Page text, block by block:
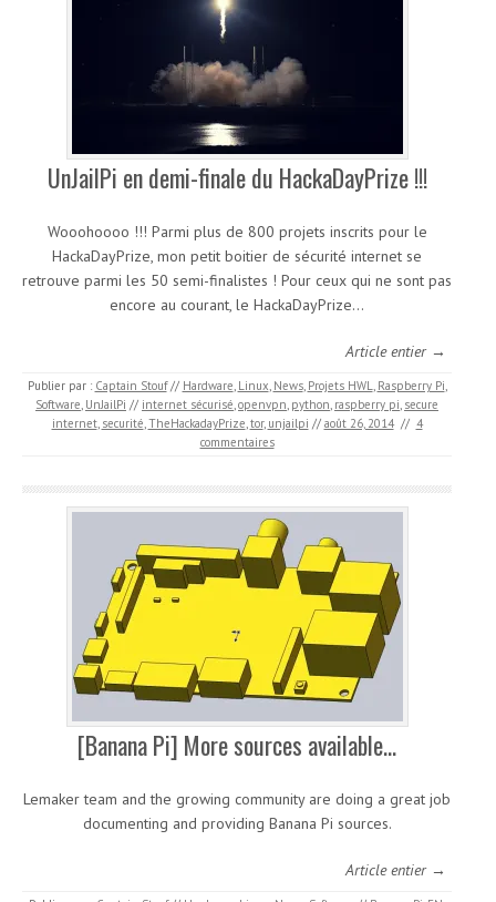
UnJailPi en demi-finale du HackaDayPrize !!!
Wooohoooo !!! Parmi plus de 800 projets inscrits pour le
HackaDayPrize, mon petit boitier de sécurité internet se
retrouve parmi les 50 semi-finalistes ! Pour ceux qui ne sont pas
encore au courant, le HackaDayPrize…
Article entier →
Publier par : Captain Stouf // Hardware, Linux, News, Projets HWL, Raspberry Pi,
Software, UnJailPi // internet sécurisé,openvpn, python, raspberry pi, secure
internet, securité,TheHackadayPrize,tor, unjailpi // août 26, 2014 // 4
commentaires
[Banana Pi] More sources available…
Lemaker team and the growing community are doing a great job
documenting and providing Banana Pi sources.
Article entier →